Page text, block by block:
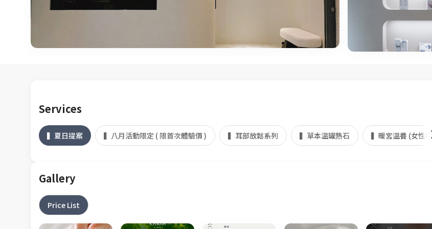
Services
▍夏日提案 ▍八月活動限定 ( 限首次體驗價 ) ▍耳部放鬆系列 ▍草本溫罐熱石 ▍暖宮溫養 (女性專
Gallery
Price List